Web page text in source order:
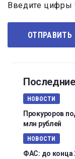
Введите цифры
НОВОСТИ
Прокуроров
млн рублей
НОВОСТИ
ФАС: до конца